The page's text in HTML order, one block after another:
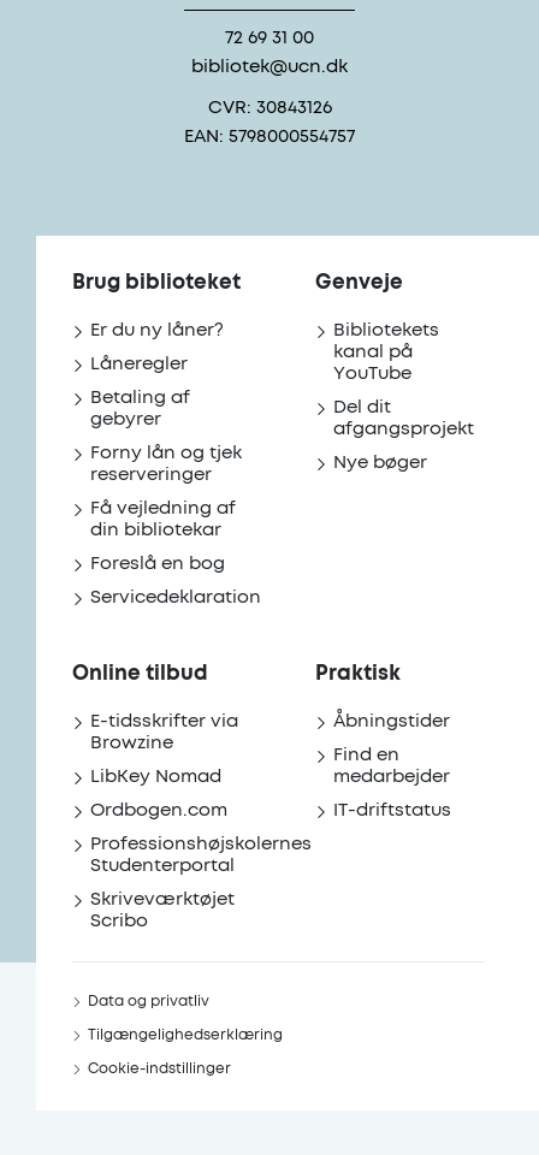
72 69 31 00
bibliotek@ucn.dk
CVR: 30843126
EAN: 5798000554757
Brug biblioteket
Er du ny låner?
Låneregler
Betaling af
gebyrer
Forny lån og tjek
reserveringer
Få vejledning af
din bibliotekar
Foreslå en bog
Servicedeklaration
Genveje
Bibliotekets
kanal på
YouTube
Del dit
afgangsprojekt
Nye bøger
Online tilbud
E-tidsskrifter via
Browzine
LibKey Nomad
Ordbogen.com
Professionshøjskolernes
Studenterportal
Skriveværktøjet
Scribo
Praktisk
Åbningstider
Find en
medarbejder
IT-driftstatus
Data og privatliv
Tilgængelighedserklæring
Cookie-indstillinger